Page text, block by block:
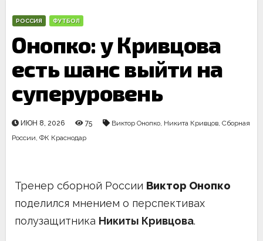
РОССИЯ ФУТБОЛ
Онопко: у Кривцова
есть шанс выйти на
суперуровень
ИЮН 8, 2026 75 Виктор Онопко, Никита Кривцов, Сборная
России, ФК Краснодар
Тренер сборной России Виктор Онопко
поделился мнением о перспективах
полузащитника Никиты Кривцова.